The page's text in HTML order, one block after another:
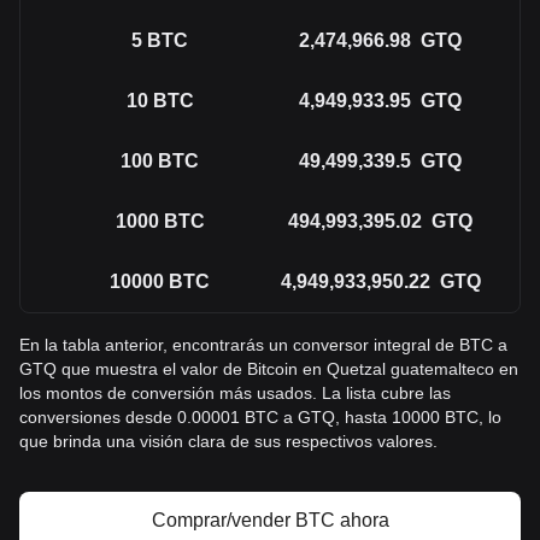
5 BTC 2,474,966.98 GTQ
10 BTC 4,949,933.95 GTQ
100 BTC 49,499,339.5 GTQ
1000 BTC 494,993,395.02 GTQ
10000 BTC 4,949,933,950.22 GTQ
En la tabla anterior, encontrarás un conversor integral de BTC a
GTQ que muestra el valor de Bitcoin en Quetzal guatemalteco en
los montos de conversión más usados. La lista cubre las
conversiones desde 0.00001 BTC a GTQ, hasta 10000 BTC, lo
que brinda una visión clara de sus respectivos valores.
Comprar/vender BTC ahora